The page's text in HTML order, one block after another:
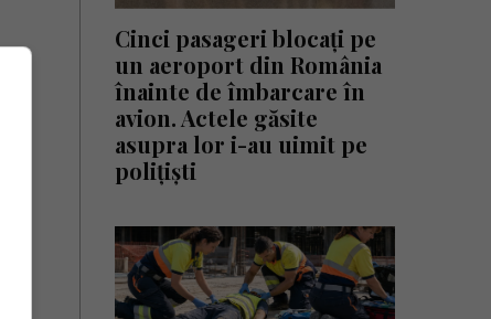
Cinci pasageri blocați pe
un aeroport din România
înainte de îmbarcare în
avion. Actele găsite
asupra lor i-au uimit pe
polițiști